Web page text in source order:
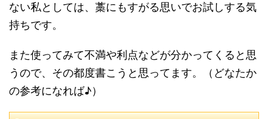
ない私としては、藁にもすがる思いでお試しする気
持ちです。
また使ってみて不満や利点などが分かってくると思
うので、その都度書こうと思ってます。（どなたか
の参考になれば♪）